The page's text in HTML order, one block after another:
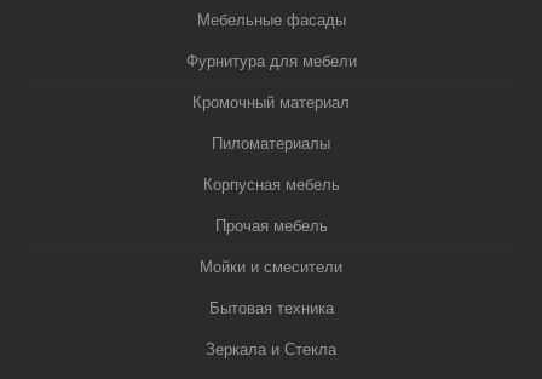
Мебельные фасады
Фурнитура для мебели
Кромочный материал
Пиломатериалы
Корпусная мебель
Прочая мебель
Мойки и смесители
Бытовая техника
Зеркала и Стекла